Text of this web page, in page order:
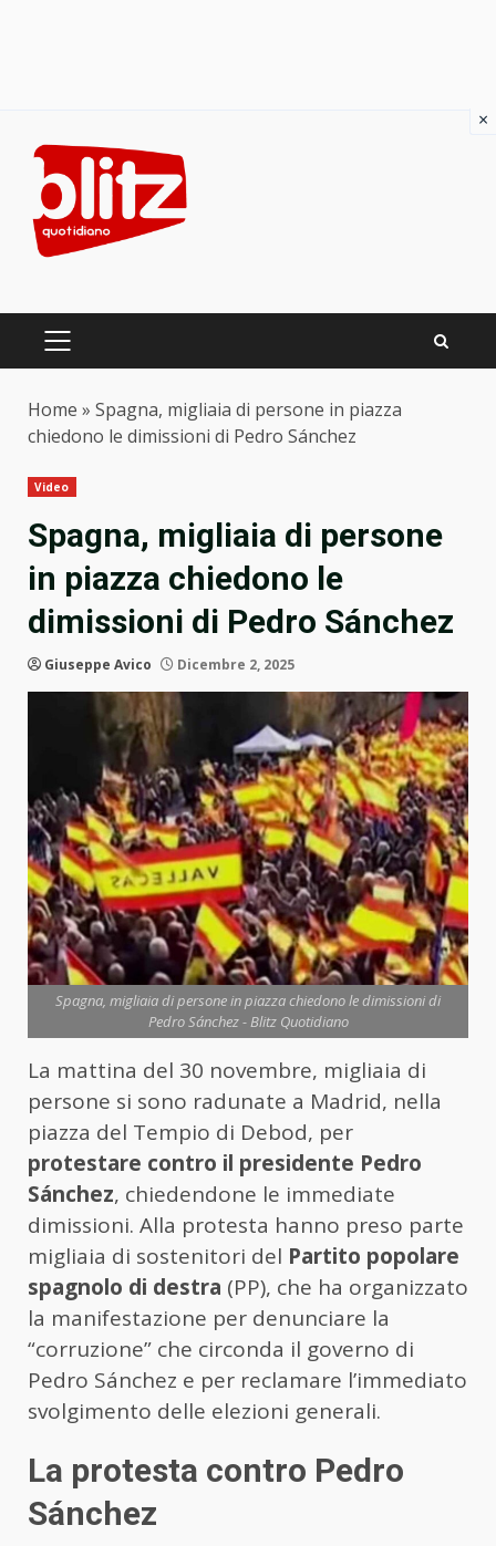
content
PRIMARY
Home » Spagna, migliaia di persone in piazza
chiedono le dimissioni di Pedro Sánchez
Video
Spagna, migliaia di persone
in piazza chiedono le
dimissioni di Pedro Sánchez
Giuseppe Avico Dicembre 2, 2025
Spagna, migliaia di persone in piazza chiedono le dimissioni di
Pedro Sánchez - Blitz Quotidiano
La mattina del 30 novembre, migliaia di
persone si sono radunate a Madrid, nella
piazza del Tempio di Debod, per
protestare contro il presidente Pedro
Sánchez, chiedendone le immediate
dimissioni. Alla protesta hanno preso parte
migliaia di sostenitori del Partito popolare
spagnolo di destra (PP), che ha organizzato
la manifestazione per denunciare la
“corruzione” che circonda il governo di
Pedro Sánchez e per reclamare l’immediato
svolgimento delle elezioni generali.
La protesta contro Pedro
Sánchez
×